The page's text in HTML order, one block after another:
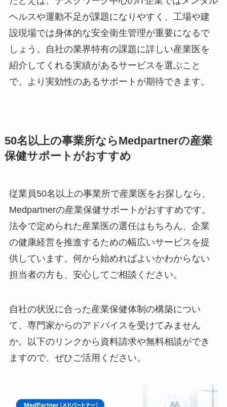
たとえば、デスクワーク中心のIT企業ではメンタ
ルヘルスや運動不足が課題になりやすく、工場や
建設現場では身体的な安全衛生管理が重要になる
でしょう。自社の業界特有の課題に詳しい産業医
を紹介してくれる実績があるサービスを選ぶこと
50名以上の事業所ならMedpartnerの産業
従業員50名以上の事業所で産業医をお探しな
ら、Medpartnerの産業保健サポートがおすすめ
です。法令で定められた産業医の選任はもちろ
ん、企業の健康経営を推進するための幅広いサー
ビスを提供しています。何から始めればよいかわ
い。
自社の状況に合った産業保健体制の構築につい
て、専門家からのアドバイスを受けてみません
ますので、ぜひご活用ください。